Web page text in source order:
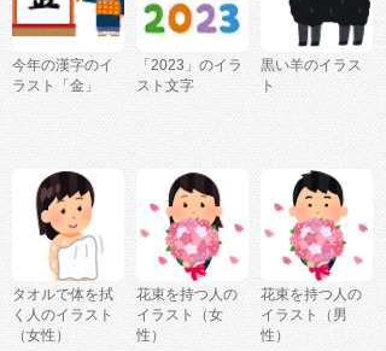
今年の漢字のイ
ラスト「金」
「2023」のイラ
スト文字
黒い羊のイラス
ト
タオルで体を拭
く人のイラスト
（女性）
花束を持つ人の
イラスト（女
性）
花束を持つ人の
イラスト（男
性）